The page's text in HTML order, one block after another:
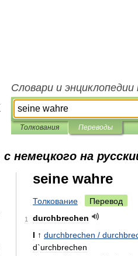
Словари и
Толкования Переводы
с немецкого на
seine wahre
Толкование Перевод
1
durchbrechen
I ↑ durchbrechen /
d`urchbrechen